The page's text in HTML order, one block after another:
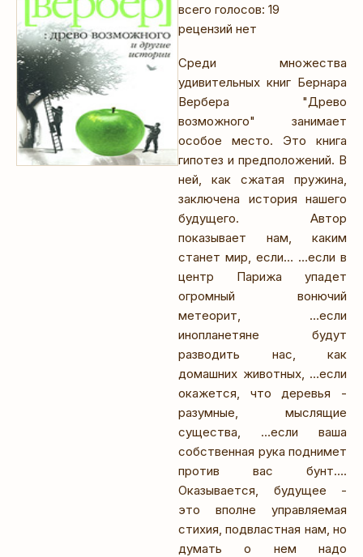
всего голосов: 19
рецензий нет
Среди множества
удивительных книг Бернара
Вербера "Древо
возможного" занимает
особое место. Это книга
гипотез и предположений. В
ней, как сжатая пружина,
заключена история нашего
будущего. Автор
показывает нам, каким
станет мир, если… …если в
центр Парижа упадет
огромный вонючий
метеорит, …если
инопланетяне будут
разводить нас, как
домашних животных, …если
окажется, что деревья -
разумные, мыслящие
существа, …если ваша
собственная рука поднимет
против вас бунт….
Оказывается, будущее -
это вполне управляемая
стихия, подвластная нам, но
думать о нем надо